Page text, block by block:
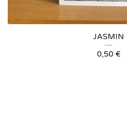
JASMIN
0,50 €